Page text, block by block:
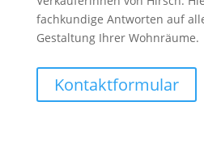
fachkundige Antworten auf
Gestaltung Ihrer Wohnräume.
Kontaktformular